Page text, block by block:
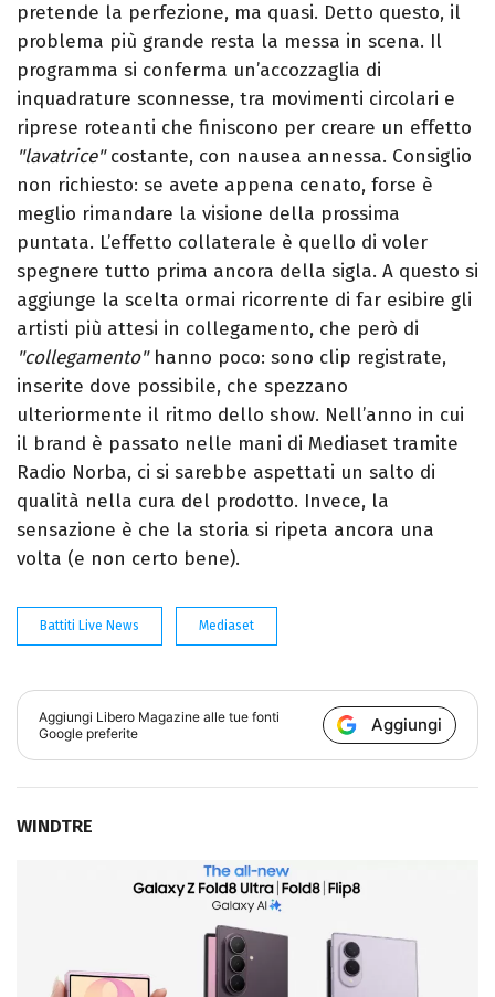
pretende la perfezione, ma quasi. Detto questo, il
problema più grande resta la messa in scena. Il
programma si conferma un’accozzaglia di
inquadrature sconnesse, tra movimenti circolari e
riprese roteanti che finiscono per creare un effetto
"lavatrice"costante, con nausea annessa. Consiglio
non richiesto: se avete appena cenato, forse è
meglio rimandare la visione della prossima
puntata. L’effetto collaterale è quello di voler
spegnere tutto prima ancora della sigla. A questo si
aggiunge la scelta ormai ricorrente di far esibire gli
artisti più attesi in collegamento, che però di
"collegamento"hanno poco: sono clip registrate,
inserite dove possibile, che spezzano
ulteriormente il ritmo dello show. Nell’anno in cui
il brand è passato nelle mani di Mediaset tramite
Radio Norba, ci si sarebbe aspettati un salto di
qualità nella cura del prodotto. Invece, la
sensazione è che la storia si ripeta ancora una
volta (e non certo bene).
Battiti Live News Mediaset
Aggiungi Libero Magazine alle tue fonti
Google preferite
Aggiungi
WINDTRE